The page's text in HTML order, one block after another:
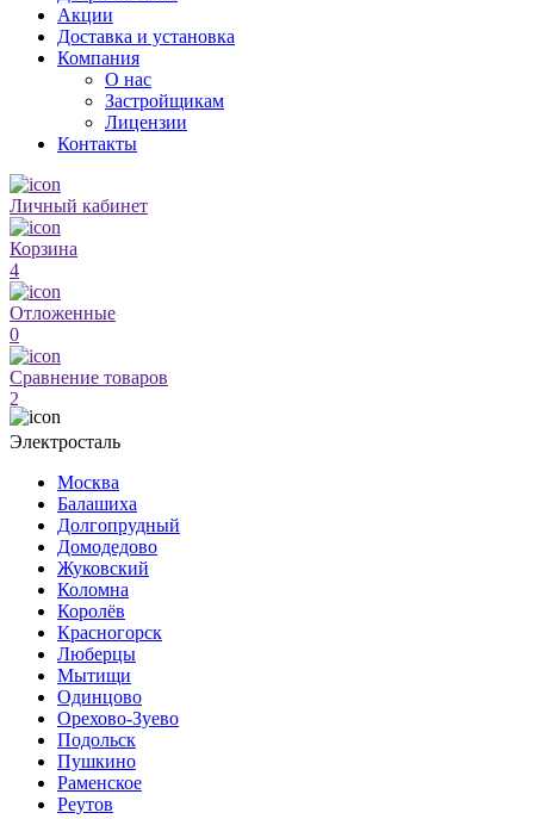
Акции
Доставка и установка
Компания
О нас
Застройщикам
Лицензии
Контакты
Личный кабинет
Корзина
4
Отложенные
0
Сравнение товаров
2
Электросталь
Москва
Балашиха
Долгопрудный
Домодедово
Жуковский
Коломна
Королёв
Красногорск
Люберцы
Мытищи
Одинцово
Орехово-Зуево
Подольск
Пушкино
Раменское
Реутов